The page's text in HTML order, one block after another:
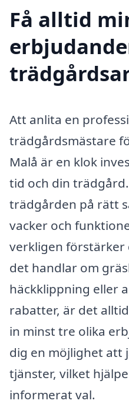
Få alltid
Att anlita en
trädgårdsmästare
Malå är en klok
tid och din
trädgården på rätt
vacker och
verkligen förstärker
det handlar om
häckklippning eller
rabatter, är det
in minst tre olika
dig en möjlighet att
tjänster, vilket
informerat val.